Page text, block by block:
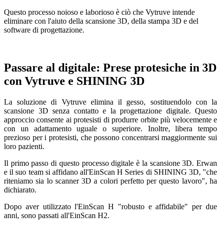
Questo processo noioso e laborioso è ciò che Vytruve intende
eliminare con l'aiuto della scansione 3D, della stampa 3D e del
software di progettazione.
Passare al digitale: Prese protesiche in 3D
con Vytruve e SHINING 3D
La soluzione di Vytruve elimina il gesso, sostituendolo con la
scansione 3D senza contatto e la progettazione digitale. Questo
approccio consente ai protesisti di produrre orbite più velocemente e
con un adattamento uguale o superiore. Inoltre, libera tempo
prezioso per i protesisti, che possono concentrarsi maggiormente sui
loro pazienti.
Il primo passo di questo processo digitale è la scansione 3D. Erwan
e il suo team si affidano all'EinScan H Series di SHINING 3D, "che
riteniamo sia lo scanner 3D a colori perfetto per questo lavoro", ha
dichiarato.
Dopo aver utilizzato l'EinScan H "robusto e affidabile" per due
anni, sono passati all'EinScan H2.